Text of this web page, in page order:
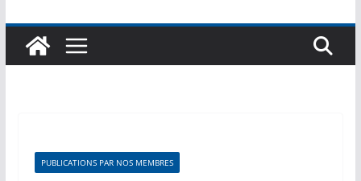
PUBLICATIONS PAR NOS MEMBRES